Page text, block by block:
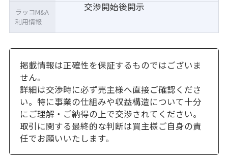
交渉開始後開示
ラッコM&A
利用情報
掲載情報は正確性を保証するものではございま
せん。
詳細は交渉時に必ず売主様へ直接ご確認くださ
い。特に事業の仕組みや収益構造について十分
にご理解・ご納得の上で交渉されてください。
取引に関する最終的な判断は買主様ご自身の責
任でお願いいたします。